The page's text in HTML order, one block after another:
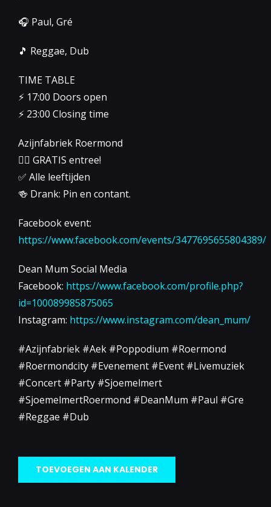
🎧 Paul, Gré
🎵 Reggae, Dub
TIME TABLE
⚡️ 17:00 Doors open
⚡️ 23:00 Closing time
Azijnfabriek Roermond
👉🏻 GRATIS entree!
✅ Alle leeftijden
🍻 Drank: Pin en contant.
Facebook event:
https://www.facebook.com/events/3477695655804389/
Dean Mum Social Media
Facebook: https://www.facebook.com/profile.php?
id=100089985875065
Instagram: https://www.instagram.com/dean_mum/
#Azijnfabriek #Aek #Poppodium #Roermond
#Roermondcity #Evenement #Event #Livemuziek
#Concert #Party #Sjoemelmert
#SjoemelmertRoermond #DeanMum #Paul #Gre
#Reggae #Dub
TOEVOEGEN AAN KALENDER